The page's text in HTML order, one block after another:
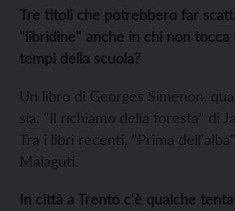
Tre titoli che potrebbero far
"libridine" anche in chi non tocca
tempi della scuola?
Un libro di Georges Simenon,
sia. "Il richiamo della foresta" di
Tra i libri recenti, "Prima
Malaguti.
In città a Trento c'è qualche